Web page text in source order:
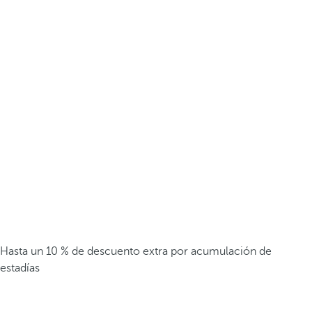
Hasta un 10 % de descuento extra por acumulación de
estadías